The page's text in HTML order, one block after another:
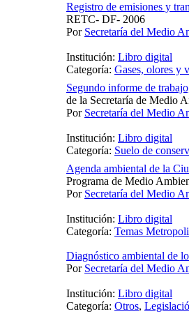
Registro de emisiones y
RETC- DF- 2006
Por Secretaría del Medio
Institución: Libro digital
Categoría: Gases, olores y
Segundo informe de
de la Secretaría de Medio
Por Secretaría del Medio
Institución: Libro digital
Categoría: Suelo de
Agenda ambiental de la
Programa de Medio
Por Secretaría del Medio
Institución: Libro digital
Categoría: Temas
Diagnóstico ambiental de
Por Secretaría del Medio
Institución: Libro digital
Categoría: Otros,